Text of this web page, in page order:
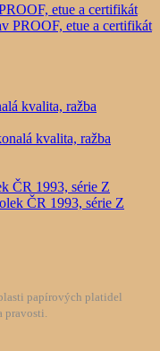
etue a certifikát
kvalita, ražba
ČR 1993, série Z
papírových platidel